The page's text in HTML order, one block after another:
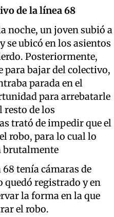
de la línea 68
noche, un joven subió a
se ubicó en los asientos
Posteriormente,
para bajar del colectivo,
parada en el
para arrebatarle
resto de los
trató de impedir que el
robo, para lo cual lo
brutalmente
tenía cámaras de
quedó registrado y en
la forma en la que
el robo.